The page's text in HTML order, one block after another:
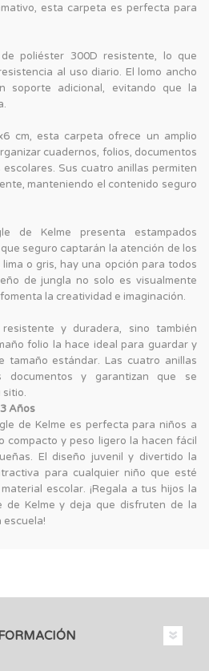
esta carpeta es perfecta para
poliéster 300D resistente, lo que
al uso diario. El lomo ancho
soporte adicional, evitando que la
cm, esta carpeta ofrece un amplio
cuadernos, folios, documentos
Sus cuatro anillas permiten
manteniendo el contenido seguro
de Kelme presenta estampados
seguro captarán la atención de los
o gris, hay una opción para todos
de jungla no solo es visualmente
la creatividad e imaginación.
y duradera, sino también
folio la hace ideal para guardar y
tamaño estándar. Las cuatro anillas
y garantizan que se
sitio.
Años
de Kelme es perfecta para niños a
compacto y peso ligero la hacen fácil
El diseño juvenil y divertido la
para cualquier niño que esté
escolar. ¡Regala a tus hijos la
de Kelme y deja que disfruten de la
escuela!